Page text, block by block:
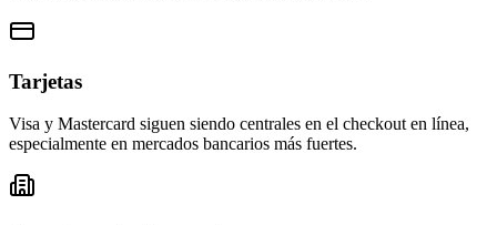
Tarjetas
Visa y Mastercard siguen siendo centrales en el checkout en línea,
especialmente en mercados bancarios más fuertes.